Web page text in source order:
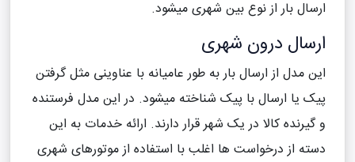
ارسال بار از نوع بین شهری میشود.
ارسال درون شهری
این مدل از ارسال بار به طور عامیانه با عناوینی مثل گرفتن
پیک یا ارسال با پیک شناخته میشود. در این مدل فرستنده
و گیرنده کالا در یک شهر قرار دارند. ارائه خدمات به این
دسته از درخواست ها اغلب با استفاده از موتورهای شهری